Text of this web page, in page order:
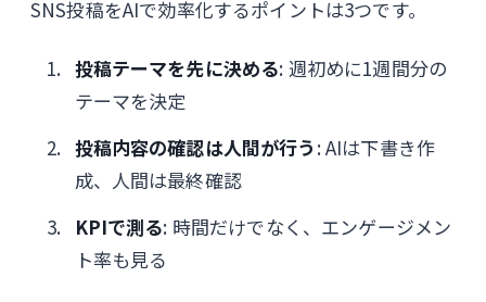
SNS投稿をAIで効率化するポイントは3つです。
投稿テーマを先に決める: 週初めに1週間分の
テーマを決定
投稿内容の確認は人間が行う : AIは下書き作
成、人間は最終確認
KPIで測る: 時間だけでなく、エンゲージメン
ト率も見る